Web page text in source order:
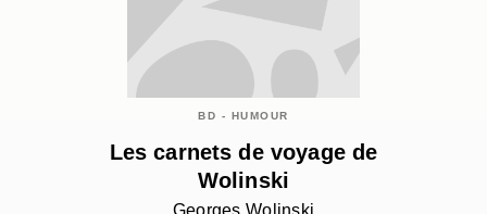
BD - HUMOUR
Les carnets de voyage de
Wolinski